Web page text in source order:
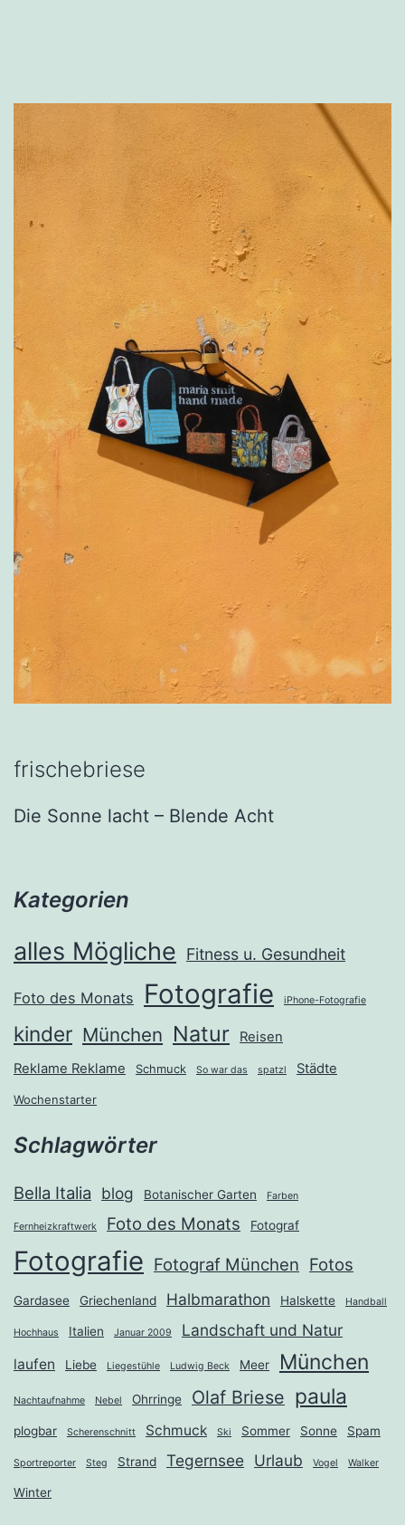
frischebriese
Die Sonne lacht – Blende Acht
Kategorien
alles Mögliche Fitness u. Gesundheit
Foto des Monats Fotografie iPhone-Fotografie
kinder München Natur
Reisen
Reklame Reklame
Schmuck So war das spatzl Städte
Wochenstarter
Schlagwörter
Bella Italia blog Botanischer Garten Farben
Fernheizkraftwerk Foto des Monats Fotograf
Fotografie Fotograf München Fotos
Gardasee Griechenland Halbmarathon Halskette Handball
Hochhaus Italien Januar 2009 Landschaft und Natur
laufen Liebe Liegestühle Ludwig Beck Meer München
Nachtaufnahme Nebel Ohrringe Olaf Briese paula
plogbar Scherenschnitt Schmuck Ski Sommer Sonne Spam
Sportreporter Steg Strand Tegernsee Urlaub Vogel Walker
Winter